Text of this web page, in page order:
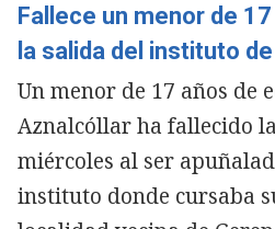
Fallece un menor de
la salida del instituto
Un menor de 17 años de
Aznalcóllar ha fallecido
miércoles al ser
instituto donde cursaba